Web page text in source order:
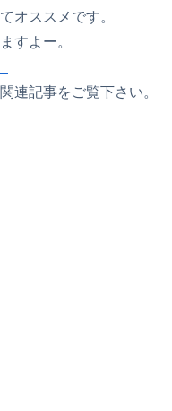
オススメです。
すよー。
連記事をご覧下さい。